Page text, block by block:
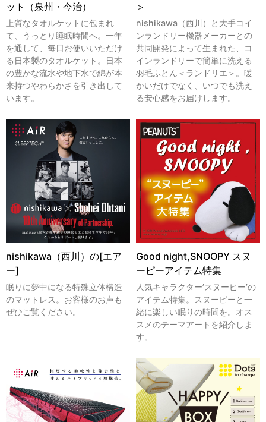
ット（泉州・今治）
上質なタオルケットに包まれ
て、うっとり睡眠時間へ。一年
を通して、毎日お使いいただけ
る日本製のタオルケット。日本
の豊かな流水や地下水で綿が本
来持つやわらかさを引き出して
います。
＞
nishikawa（西川）と大手コイ
ンランドリー機器メーカーとの
共同開発によって生まれた、コ
インランドリーで簡単に洗える
羽毛ふとん＜ランドリエ＞。暖
かいだけでなく、いつでも洗え
る安心感をお届けします。
nishikawa（西川）の[エア
ー]
眠りに夢中になる特殊立体構造
のマットレス。お客様のお声も
ぜひご覧ください。
Good night,SNOOPY スヌ
ーピーアイテム特集
人気キャラクター’スヌーピー’の
アイテム特集。スヌーピーと一
緒に楽しい眠りの時間を。オス
スメのテーマアートを紹介しま
す。